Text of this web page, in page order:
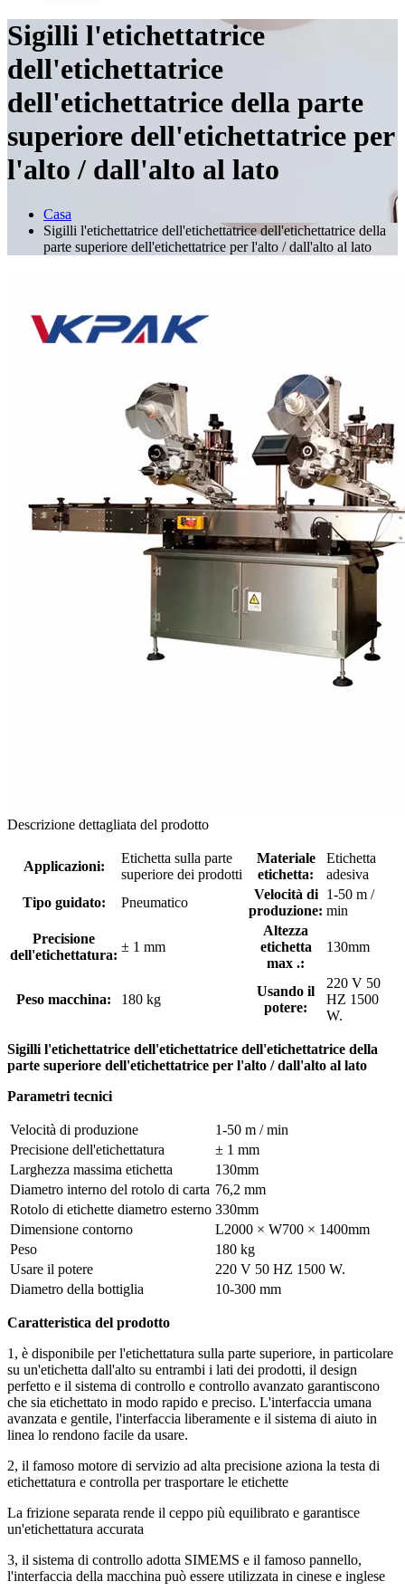
Sigilli l'etichettatrice
dell'etichettatrice
dell'etichettatrice della parte
superiore dell'etichettatrice per
l'alto / dall'alto al lato
Casa
Sigilli l'etichettatrice dell'etichettatrice dell'etichettatrice della
parte superiore dell'etichettatrice per l'alto / dall'alto al lato
Descrizione dettagliata del prodotto
Applicazioni:
Etichetta sulla parte
superiore dei prodotti
Materiale
etichetta:
Etichetta
adesiva
Tipo guidato:
Pneumatico
Velocità di
produzione:
1-50 m /
min
Precisione
dell'etichettatura:
± 1 mm
Altezza
etichetta
max .:
130mm
Peso macchina: 180 kg
Usando il
potere:
220 V 50
HZ 1500
W.
Sigilli l'etichettatrice dell'etichettatrice dell'etichettatrice della
parte superiore dell'etichettatrice per l'alto / dall'alto al lato
Parametri tecnici
Velocità di produzione
1-50 m / min
Precisione dell'etichettatura
± 1 mm
Larghezza massima etichetta
130mm
Diametro interno del rotolo di carta 76,2 mm
Rotolo di etichette diametro esterno 330mm
Dimensione contorno
L2000 × W700 × 1400mm
Peso
180 kg
Usare il potere
220 V 50 HZ 1500 W.
Diametro della bottiglia
10-300 mm
Caratteristica del prodotto
1, è disponibile per l'etichettatura sulla parte superiore, in particolare
su un'etichetta dall'alto su entrambi i lati dei prodotti, il design
perfetto e il sistema di controllo e controllo avanzato garantiscono
che sia etichettato in modo rapido e preciso. L'interfaccia umana
avanzata e gentile, l'interfaccia liberamente e il sistema di aiuto in
linea lo rendono facile da usare.
2, il famoso motore di servizio ad alta precisione aziona la testa di
etichettatura e controlla per trasportare le etichette
La frizione separata rende il ceppo più equilibrato e garantisce
un'etichettatura accurata
3, il sistema di controllo adotta SIMEMS e il famoso pannello,
l'interfaccia della macchina può essere utilizzata in cinese e inglese